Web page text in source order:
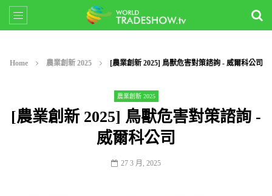
Home 農業創新 2025 [農業創新 2025] 鳥獸危害對策諮詢 - 威爾科公司
農業創新 2025
[農業創新 2025] 鳥獸危害對策諮詢 -
威爾科公司
27 3 月, 2025